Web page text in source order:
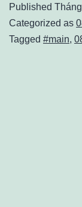
Published
Categorized as
Tagged #main,